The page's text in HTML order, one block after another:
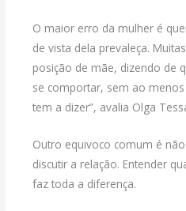
O maior erro da mulher é
de vista dela prevaleça.
posição de mãe, dizendo de
se comportar, sem ao
tem a dizer”, avalia Olga
Outro equivoco comum é
discutir a relação. Entender
faz toda a diferença.